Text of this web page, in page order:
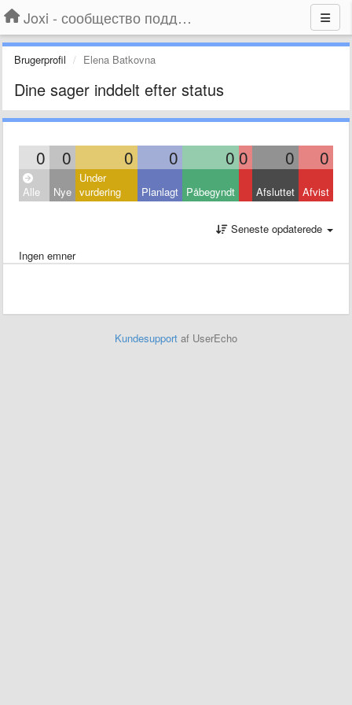
Joxi - сообщество поддержки
Brugerprofil Elena Batkovna
Dine sager inddelt efter status
0 0 0 0 0 0 0 0
Alle Nye
Under
vurdering
Planlagt Påbegyndt Afsluttet Afvist
Seneste opdaterede
Ingen emner
Kundesupport af UserEcho